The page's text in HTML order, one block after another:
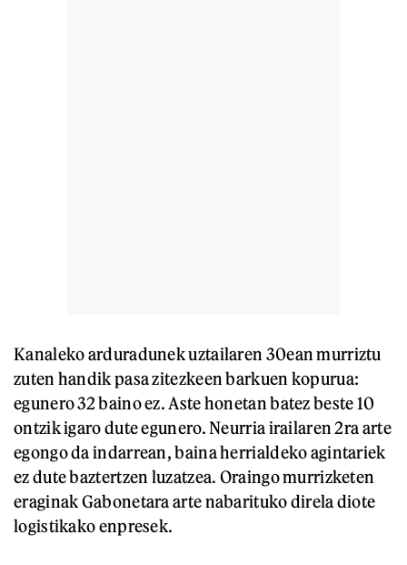
Kanaleko arduradunek uztailaren 30ean murriztu
zuten handik pasa zitezkeen barkuen kopurua:
egunero 32 baino ez. Aste honetan batez beste 10
ontzik igaro dute egunero. Neurria irailaren 2ra arte
egongo da indarrean, baina herrialdeko agintariek
ez dute baztertzen luzatzea. Oraingo murrizketen
eraginak Gabonetara arte nabarituko direla diote
logistikako enpresek.